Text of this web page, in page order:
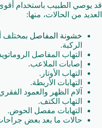
قد يوصي الطبيب باستخدام
العديد من الحالات، منها:
خشونة المفاصل بمختلف
الركبة.
التهاب المفاصل
إصابات الملاعب.
التهاب الأوتار.
التهابات الأربطة.
آلام الظهر والعمود
التهاب الكتف.
التهابات مفصل الحوض.
حالات ما بعد بعض